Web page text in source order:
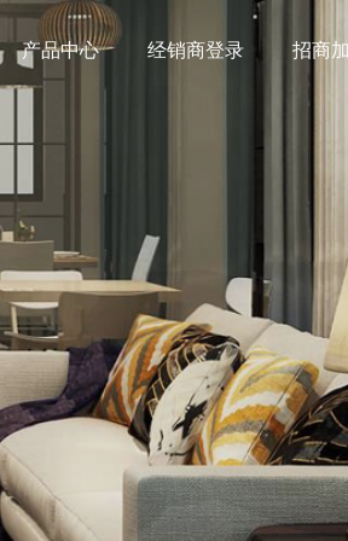
产品中心 经销商登录 招商